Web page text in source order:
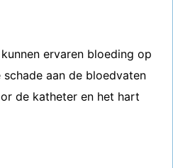
ervaren bloeding op
aan de bloedvaten
de katheter en het hart